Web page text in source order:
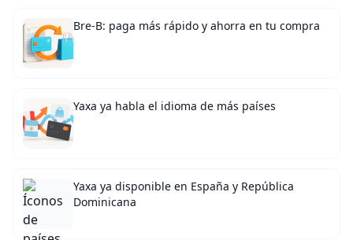
Bre-B: paga más rápido y ahorra en tu compra
Yaxa ya habla el idioma de más países
Yaxa ya disponible en España y República
Dominicana